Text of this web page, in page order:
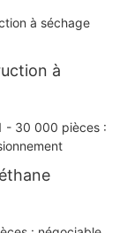
à